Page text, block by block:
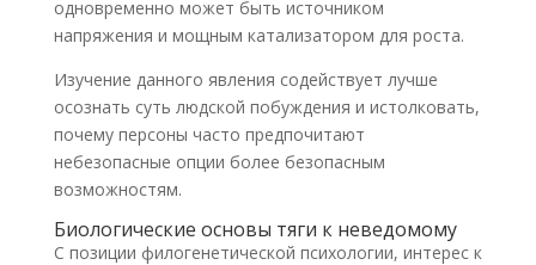
одновременно может быть источником
напряжения и мощным катализатором для роста.
Изучение данного явления содействует лучше
осознать суть людской побуждения и истолковать,
почему персоны часто предпочитают
небезопасные опции более безопасным
возможностям.
Биологические основы тяги к неведомому
С позиции филогенетической психологии, интерес к